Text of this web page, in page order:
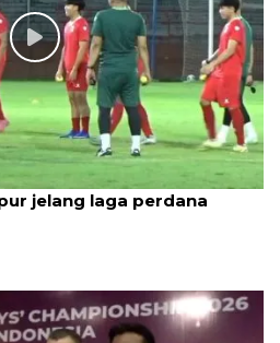
jelang laga perdana